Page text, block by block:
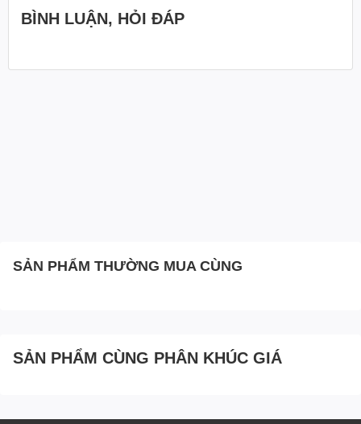
BÌNH LUẬN, HỎI ĐÁP
SẢN PHẨM THƯỜNG MUA CÙNG
SẢN PHẨM CÙNG PHÂN KHÚC GIÁ